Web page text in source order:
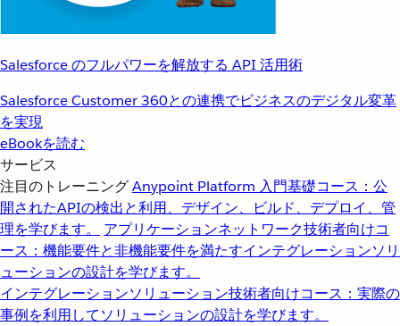
Salesforce のフルパワーを解放する API 活用術
Salesforce Customer 360との連携でビジネスのデジタル変革
を実現
eBookを読む
サービス
注目のトレーニングAnypoint Platform 入門基礎コース：公
開されたAPIの検出と利用、デザイン、ビルド、デプロイ、管
理を学びます。
アプリケーションネットワーク技術者向けコ
ース：機能要件と非機能要件を満たすインテグレーションソリ
ューションの設計を学びます。
インテグレーションソリューション技術者向けコース：実際の
事例を利用してソリューションの設計を学びます。